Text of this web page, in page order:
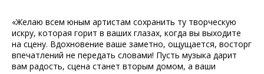
«Желаю всем юным артистам сохранить ту творческую
искру, которая горит в ваших глазах, когда вы выходите
на сцену. Вдохновение ваше заметно, ощущается, восторг
впечатлений не передать словами! Пусть музыка дарит
вам радость, сцена станет вторым домом, а ваши